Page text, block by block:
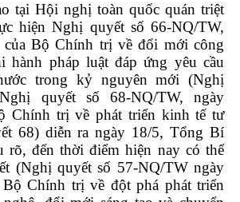
tại Hội nghị toàn quốc quán triệt
hiện Nghị quyết số 66-NQ/TW,
của Bộ Chính trị về đổi mới công
hành pháp luật đáp ứng yêu cầu
trong kỷ nguyên mới (Nghị
quyết số 68-NQ/TW, ngày
Chính trị về phát triển kinh tế tư
68) diễn ra ngày 18/5, Tổng Bí
rõ, đến thời điểm hiện nay có thể
(Nghị quyết số 57-NQ/TW ngày
Bộ Chính trị về đột phá phát triển